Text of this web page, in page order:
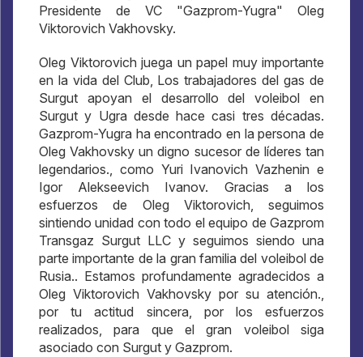
Presidente de VC "Gazprom-Yugra" Oleg
Viktorovich Vakhovsky.
Oleg Viktorovich juega un papel muy importante
en la vida del Club, Los trabajadores del gas de
Surgut apoyan el desarrollo del voleibol en
Surgut y Ugra desde hace casi tres décadas.
Gazprom-Yugra ha encontrado en la persona de
Oleg Vakhovsky un digno sucesor de líderes tan
legendarios., como Yuri Ivanovich Vazhenin e
Igor Alekseevich Ivanov. Gracias a los
esfuerzos de Oleg Viktorovich, seguimos
sintiendo unidad con todo el equipo de Gazprom
Transgaz Surgut LLC y seguimos siendo una
parte importante de la gran familia del voleibol de
Rusia.. Estamos profundamente agradecidos a
Oleg Viktorovich Vakhovsky por su atención.,
por tu actitud sincera, por los esfuerzos
realizados, para que el gran voleibol siga
asociado con Surgut y Gazprom.